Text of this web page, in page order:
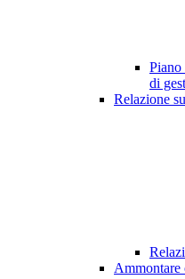
Piano
di
Relazione
Ammontare